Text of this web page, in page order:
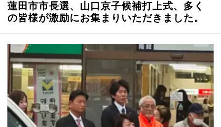
蓮田市市長選、山口京子候補打上式、多く
の皆様が激励にお集まりいただきました。